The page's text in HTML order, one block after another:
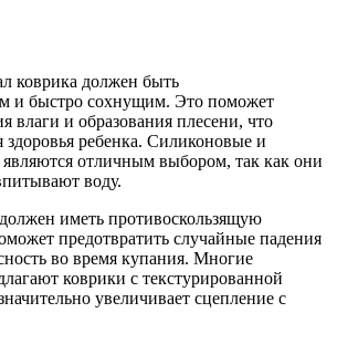
коврика должен быть
и быстро сохнущим. Это поможет
влаги и образования плесени, что
здоровья ребенка. Силиконовые и
отличным выбором, так как они
воду.
иметь противоскользящую
предотвратить случайные падения
во время купания. Многие
коврики с текстурированной
увеличивает сцепление с